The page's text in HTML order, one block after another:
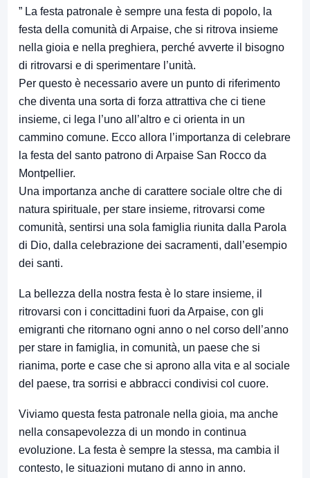
” La festa patronale è sempre una festa di popolo, la
festa della comunità di Arpaise, che si ritrova insieme
nella gioia e nella preghiera, perché avverte il bisogno
di ritrovarsi e di sperimentare l’unità.
Per questo è necessario avere un punto di riferimento
che diventa una sorta di forza attrattiva che ci tiene
insieme, ci lega l’uno all’altro e ci orienta in un
cammino comune. Ecco allora l’importanza di celebrare
la festa del santo patrono di Arpaise San Rocco da
Montpellier.
Una importanza anche di carattere sociale oltre che di
natura spirituale, per stare insieme, ritrovarsi come
comunità, sentirsi una sola famiglia riunita dalla Parola
di Dio, dalla celebrazione dei sacramenti, dall’esempio
dei santi.
La bellezza della nostra festa è lo stare insieme, il
ritrovarsi con i concittadini fuori da Arpaise, con gli
emigranti che ritornano ogni anno o nel corso dell’anno
per stare in famiglia, in comunità, un paese che si
rianima, porte e case che si aprono alla vita e al sociale
del paese, tra sorrisi e abbracci condivisi col cuore.
Viviamo questa festa patronale nella gioia, ma anche
nella consapevolezza di un mondo in continua
evoluzione. La festa è sempre la stessa, ma cambia il
contesto, le situazioni mutano di anno in anno.